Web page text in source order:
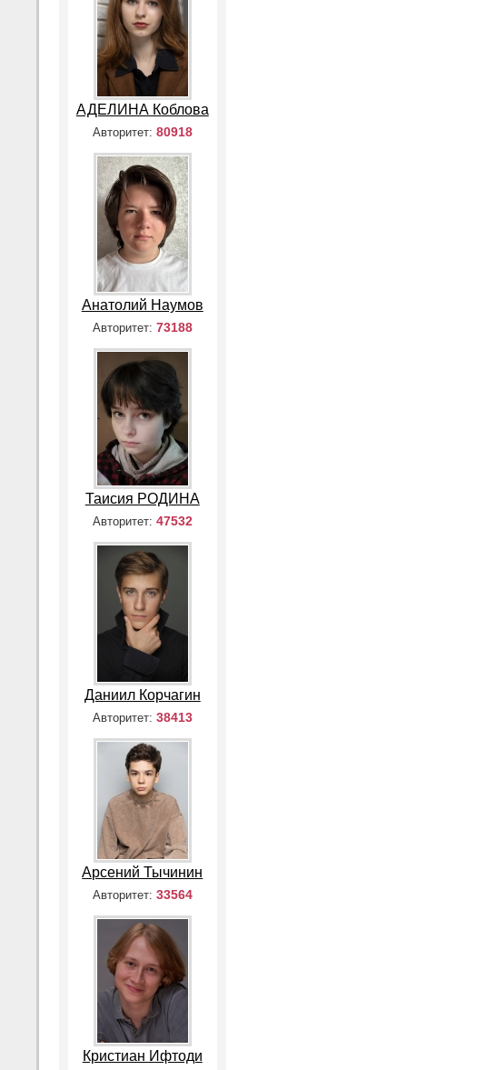
АДЕЛИНА Коблова
Авторитет: 80918
Анатолий Наумов
Авторитет: 73188
Таисия РОДИНА
Авторитет: 47532
Даниил Корчагин
Авторитет: 38413
Арсений Тычинин
Авторитет: 33564
Кристиан Ифтоди